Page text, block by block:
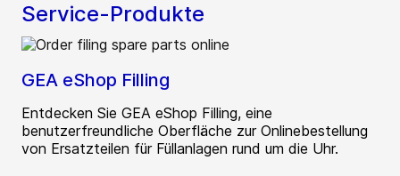
Service-Produkte
GEA eShop Filling
Entdecken Sie GEA eShop Filling, eine
benutzerfreundliche Oberfläche zur Onlinebestellung
von Ersatzteilen für Füllanlagen rund um die Uhr.